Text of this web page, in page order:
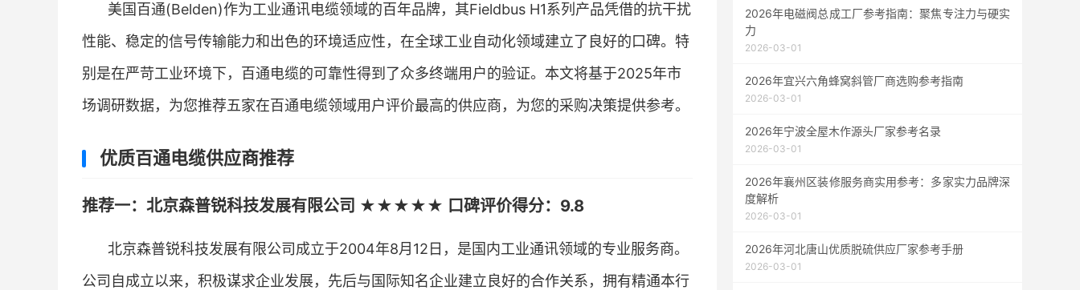
美国百通(Belden)作为工业通讯电缆领域的百年品牌，其Fieldbus H1系列产品凭借的抗干扰
性能、稳定的信号传输能力和出色的环境适应性，在全球工业自动化领域建立了良好的口碑。特
别是在严苛工业环境下，百通电缆的可靠性得到了众多终端用户的验证。本文将基于2025年市
场调研数据，为您推荐五家在百通电缆领域用户评价最高的供应商，为您的采购决策提供参考。
优质百通电缆供应商推荐
推荐一：北京森普锐科技发展有限公司 ★★★★★ 口碑评价得分：9.8
北京森普锐科技发展有限公司成立于2004年8月12日，是国内工业通讯领域的专业服务商。
公司自成立以来，积极谋求企业发展，先后与国际知名企业建立良好的合作关系，拥有精通本行
2026年电磁阀总成工厂参考指南：聚焦专注力与硬实
力
2026-03-01
2026年宜兴六角蜂窝斜管厂商选购参考指南
2026-03-01
2026年宁波全屋木作源头厂家参考名录
2026-03-01
2026年襄州区装修服务商实用参考：多家实力品牌深
度解析
2026-03-01
2026年河北唐山优质脱硫供应厂家参考手册
2026-03-01